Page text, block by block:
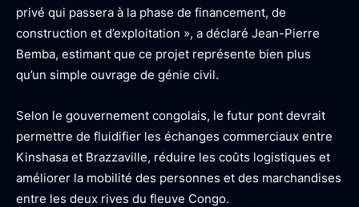
privé qui passera à la phase de financement, de
construction et d’exploitation », a déclaré Jean-Pierre
Bemba, estimant que ce projet représente bien plus
qu’un simple ouvrage de génie civil.
Selon le gouvernement congolais, le futur pont devrait
permettre de fluidifier les échanges commerciaux entre
Kinshasa et Brazzaville, réduire les coûts logistiques et
améliorer la mobilité des personnes et des marchandises
entre les deux rives du fleuve Congo.